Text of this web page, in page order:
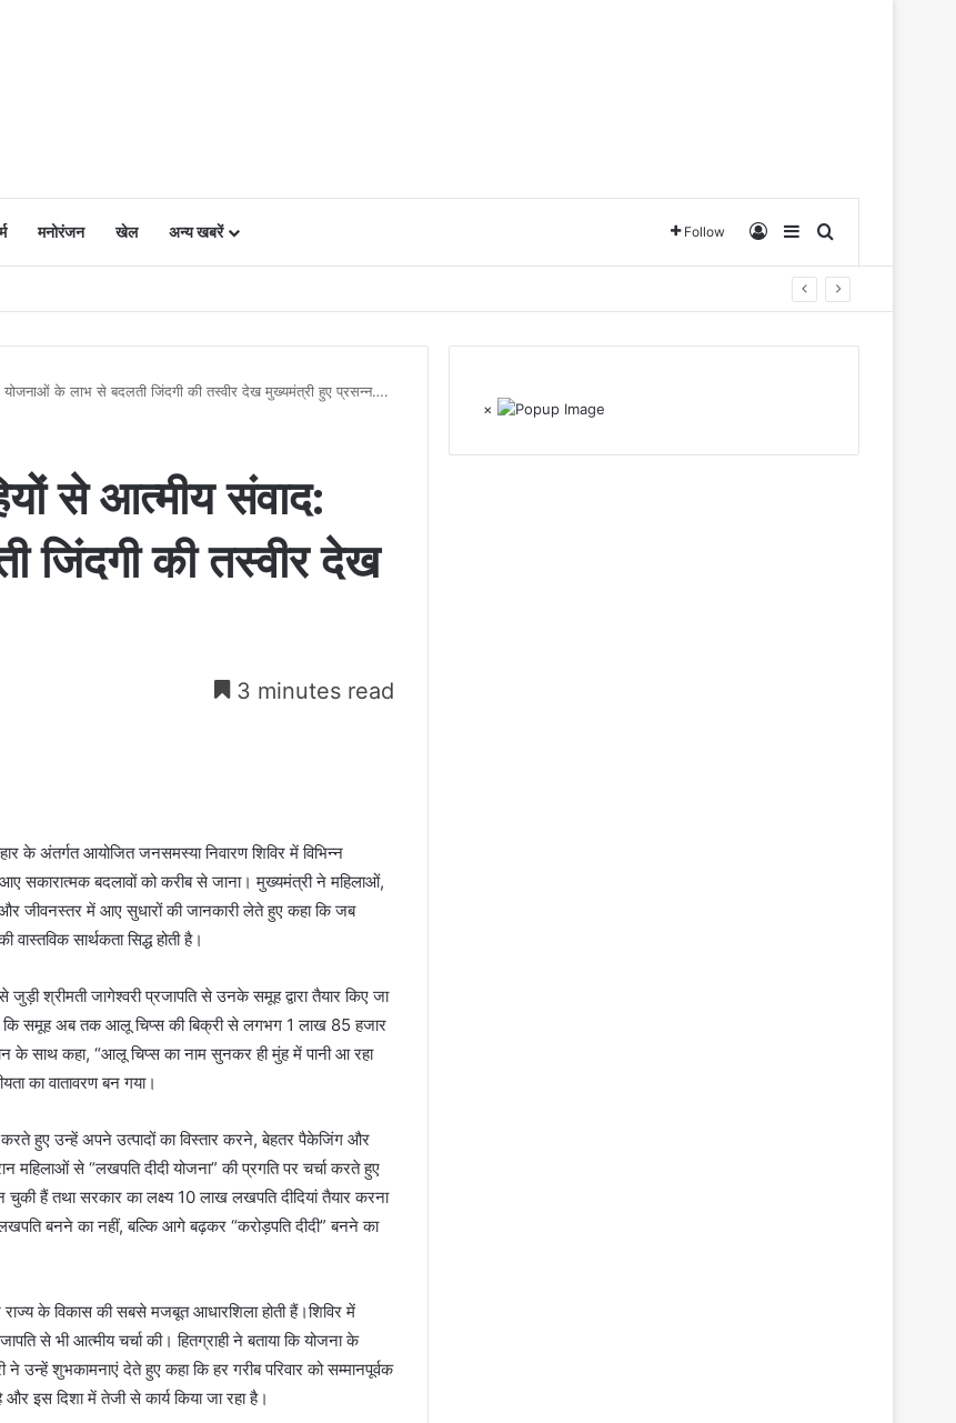
मनोरंजन खेल अन्य खबरें Follow Log InSidebarSearch for
नैनो डीएपी और नैनो यूरिया बने किसानों के भरोसेमंद कृषि साथी…..
योजनाओं के लाभ से बदलती जिंदगी की तस्वीर देख मुख्यमंत्री हुए प्रसन्न….
से आत्मीय संवाद:
जिंदगी की तस्वीर देख
3 minutes read
के अंतर्गत आयोजित जनसमस्या निवारण शिविर में विभिन्न
सकारात्मक बदलावों को करीब से जाना। मुख्यमंत्री ने महिलाओं,
जीवनस्तर में आए सुधारों की जानकारी लेते हुए कहा कि जब
सार्थकता सिद्ध होती है।
श्रीमती जागेश्वरी प्रजापति से उनके समूह द्वारा तैयार किए जा
कि समूह अब तक आलू चिप्स की बिक्री से लगभग 1 लाख 85 हजार
साथ कहा, “आलू चिप्स का नाम सुनकर ही मुंह में पानी आ रहा
का वातावरण बन गया।
हुए उन्हें अपने उत्पादों का विस्तार करने, बेहतर पैकेजिंग और
से “लखपति दीदी योजना” की प्रगति पर चर्चा करते हुए
हैं तथा सरकार का लक्ष्य 10 लाख लखपति दीदियां तैयार करना
बनने का नहीं, बल्कि आगे बढ़कर “करोड़पति दीदी” बनने का
के विकास की सबसे मजबूत आधारशिला होती हैं।शिविर में
से भी आत्मीय चर्चा की। हितग्राही ने बताया कि योजना के
शुभकामनाएं देते हुए कहा कि हर गरीब परिवार को सम्मानपूर्वक
इस दिशा में तेजी से कार्य किया जा रहा है।
×